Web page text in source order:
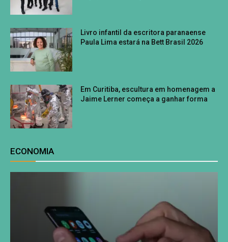
Livro infantil da escritora paranaense
Paula Lima estará na Bett Brasil 2026
Em Curitiba, escultura em homenagem a
Jaime Lerner começa a ganhar forma
ECONOMIA